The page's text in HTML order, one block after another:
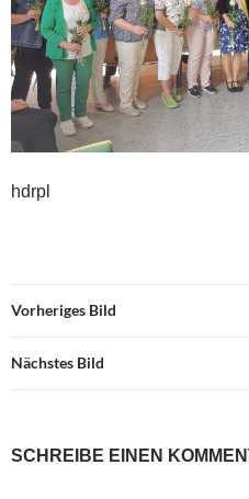
hdrpl
Vorheriges Bild
Nächstes Bild
SCHREIBE EINEN